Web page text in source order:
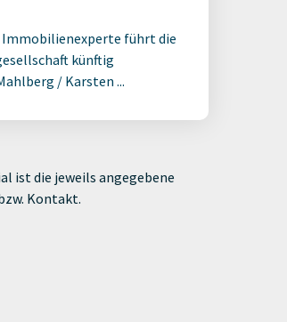
Immobilienexperte führt die
künftig
/ Karsten ...
ist die jeweils angegebene
Kontakt.